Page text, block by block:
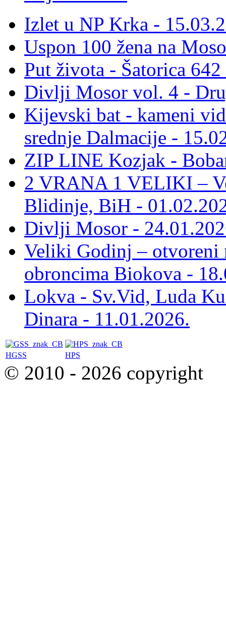
Izlet u NP Krka -
Uspon 100 žena na
Put života - Šatorica
Divlji Mosor vol. 4 -
Kijevski bat - kameni
srednje Dalmacije -
ZIP LINE Kozjak -
2 VRANA 1 VELIKI –
Blidinje, BiH -
Divlji Mosor -
Veliki Godinj – otvoreni
obroncima Biokova -
Lokva - Sv.Vid, Luda
Dinara - 11.01.2026.
HGSS HPS
© 2010 - 2026 copyright